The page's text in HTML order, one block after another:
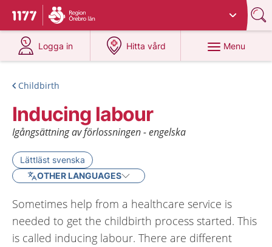
To start page for 1177
Du har valt region
Logga in
at 1177.se
Hitta vård
at 1177.se
Menu
Childbirth
Inducing labour
Igångsättning av förlossningen - engelska
Lättläst svenska
OTHER LANGUAGES
Sometimes help from a healthcare service is
needed to get the childbirth process started. This
is called inducing labour. There are different